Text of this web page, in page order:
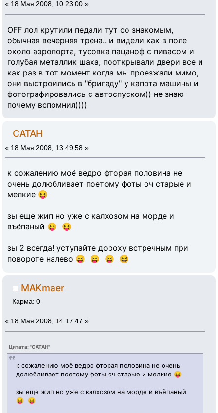
« 18 Мая 2008, 10:23:00 »
OFF лол крутили педали тут со знакомым,
обычная вечерняя трена.. и видели как в поле
около аэропорта, тусовка пацаноф с пивасом и
голубая металлик шаха, пооткрывали двери все и
как раз в тот момент когда мы проезжали мимо,
они выстроились в "бригаду" у капота машины и
фотографировались с автоспуском)) не знаю
почему вспомнил))))
CATAH
« 18 Мая 2008, 13:49:58 »
к сожалению моё ведро фторая половина не
очень долюбливает поетому фоты оч старые и
мелкие 😝
зы еще жип но уже с калхозом на морде и
въёпаный 😝 😝
зы 2 всегда! уступайте дороху встречным при
повороте налево 😝 😝 😝 😆
MAKmaer
Карма: 0
« 18 Мая 2008, 14:17:47 »
Цитата: "CATAH"
к сожалению моё ведро фторая половина не очень
долюбливает поетому фоты оч старые и мелкие 😝
зы еще жип но уже с калхозом на морде и въёпаный
😝 😝